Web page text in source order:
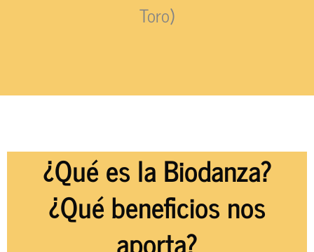
Toro)
¿Qué es la Biodanza?
¿Qué beneficios nos